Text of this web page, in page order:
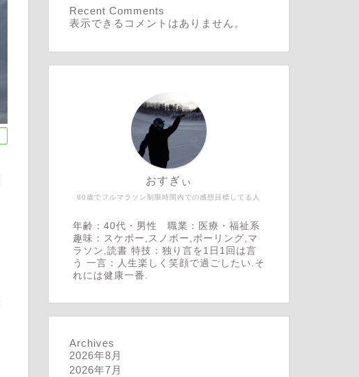
Recent Comments
表示できるコメントはありません。
80歳でフルマラソン制限時間内での感想目標してる人
おすぎぃ
年齢：40代・男性 職業：医療・福祉系
趣味：スケボー,スノボー,ボーリング,マ
ラソン,読書 特技：独り言を1日1回は言
う 一言：人生楽しく笑顔で過ごしたい.そ
れには健康一番.
Archives
2026年8月
2026年7月